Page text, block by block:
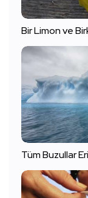
Bir Limon ve
Tüm Buzullar